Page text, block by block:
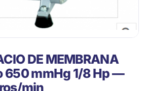
DE MEMBRANA
650 mmHg 1/8 Hp —
min